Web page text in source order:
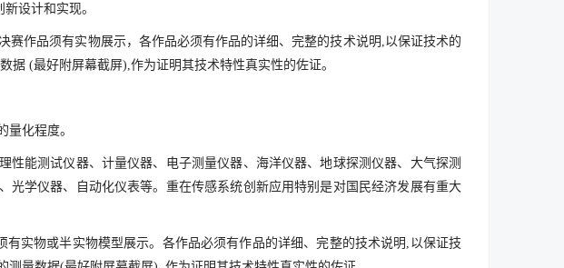
设计和实现。
作品须有实物展示，各作品必须有作品的详细、完整的技术说明,以保证技术的
(最好附屏幕截屏),作为证明其技术特性真实性的佐证。
化程度。
能测试仪器、计量仪器、电子测量仪器、海洋仪器、地球探测仪器、大气探测
学仪器、自动化仪表等。重在传感系统创新应用特别是对国民经济发展有重大
实物或半实物模型展示。各作品必须有作品的详细、完整的技术说明,以保证技